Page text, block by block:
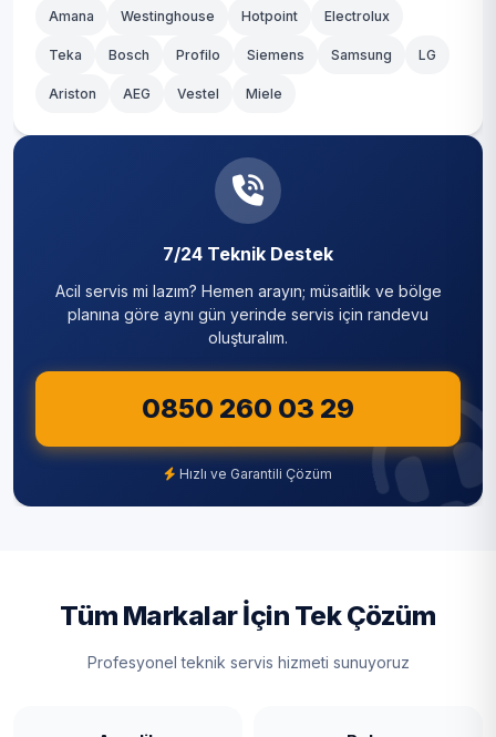
Amana Westinghouse Hotpoint Electrolux
Teka Bosch Profilo Siemens Samsung LG
Ariston AEG Vestel Miele
7/24 Teknik Destek
Acil servis mi lazım? Hemen arayın; müsaitlik ve bölge
planına göre aynı gün yerinde servis için randevu
oluşturalım.
0850 260 03 29
Hızlı ve Garantili Çözüm
Tüm Markalar İçin Tek Çözüm
Profesyonel teknik servis hizmeti sunuyoruz